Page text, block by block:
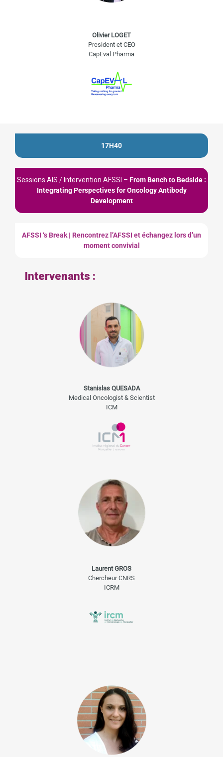
Olivier LOGET
President et CEO
CapEval Pharma
17H40
Sessions AIS / Intervention AFSSI – From Bench to Bedside :
Integrating Perspectives for Oncology Antibody
Development
AFSSI ‘s Break | Rencontrez l’AFSSI et échangez lors d’un
moment convivial
Intervenants :
Stanislas QUESADA
Medical Oncologist & Scientist
ICM
Laurent GROS
Chercheur CNRS
ICRM